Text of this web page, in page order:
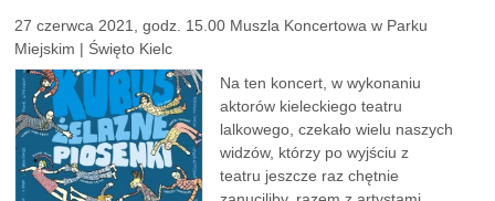
27 czerwca 2021, godz. 15.00 Muszla Koncertowa w Parku
Miejskim | Święto Kielc
Na ten koncert, w wykonaniu
aktorów kieleckiego teatru
lalkowego, czekało wielu naszych
widzów, którzy po wyjściu z
teatru jeszcze raz chętnie